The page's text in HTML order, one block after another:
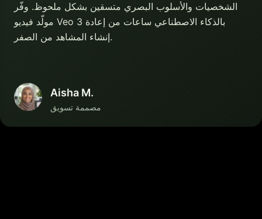
الشخصيات والأسلوب البصري متسقين بشكل ملحوظ. وفّر
مولّد فيديو Veo 3 بالذكاء الاصطناعي ساعات من إعادة
إنشاء المشاهد من الصفر.
Aisha M.
مصممة تسويق